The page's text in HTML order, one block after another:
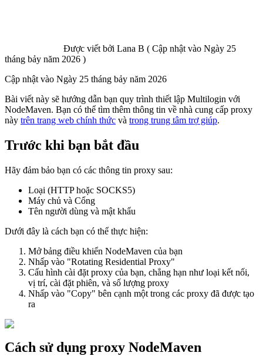
Được viết bởi Lana B ( Cập nhật vào Ngày 25
tháng bảy năm 2026 )
Cập nhật vào Ngày 25 tháng bảy năm 2026
Bài viết này sẽ hướng dẫn bạn quy trình thiết lập Multilogin với
NodeMaven. Bạn có thể tìm thêm thông tin về nhà cung cấp proxy
này trên trang web chính thức và trong trung tâm trợ giúp.
Trước khi bạn bắt đầu
Hãy đảm bảo bạn có các thông tin proxy sau:
Loại (HTTP hoặc SOCKS5)
Máy chủ và Cổng
Tên người dùng và mật khẩu
Dưới đây là cách bạn có thể thực hiện:
Mở bảng điều khiển NodeMaven của bạn
Nhấp vào "Rotating Residential Proxy"
Cấu hình cài đặt proxy của bạn, chẳng hạn như loại kết nối,
vị trí, cài đặt phiên, và số lượng proxy
Nhấp vào "Copy" bên cạnh một trong các proxy đã được tạo
ra
Cách sử dụng proxy NodeMaven